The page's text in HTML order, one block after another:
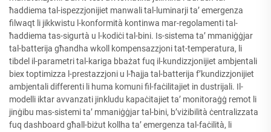
ħaddiema tal-ispezzjonijiet manwali tal-luminarji ta’ emergenza
filwaqt li jikkwistu l-konformità kontinwa mar-regolamenti tal-
ħaddiema tas-sigurtà u l-kodiċi tal-bini. Is-sistema ta’ mmaniġġjar
tal-batterija għandha wkoll kompensazzjoni tat-temperatura, li
tibdel il-parametri tal-kariga bbażat fuq il-kundizzjonijiet ambjentali
biex toptimizza l-prestazzjoni u l-ħajja tal-batterija f’kundizzjonijiet
ambjentali differenti li huma komuni fil-faċilitajiet in dustrijali. Il-
modelli iktar avvanzati jinkludu kapaċitajiet ta’ monitoraġġ remot li
jinġibu mas-sistemi ta’ mmaniġġjar tal-bini, b’viżibilità ċentralizzata
fuq dashboard għall-biżut kollha ta’ emergenza tal-faċilità, li